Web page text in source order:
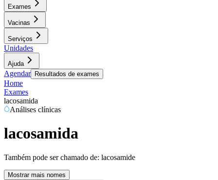
Exames
Vacinas
Serviços
Unidades
Ajuda
Agendar Resultados de exames
Home
Exames
lacosamida
Análises clínicas
lacosamida
Também pode ser chamado de: lacosamide
Mostrar mais nomes